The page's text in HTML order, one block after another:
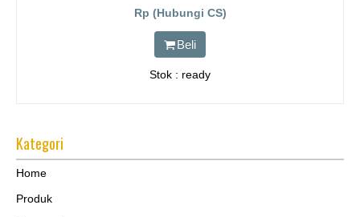
Rp (Hubungi CS)
Beli
Stok : ready
Kategori
Home
Produk